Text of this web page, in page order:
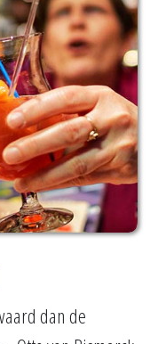
dan de